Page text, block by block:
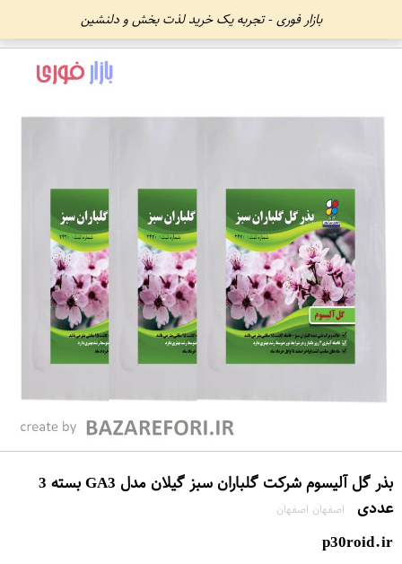
بازار فوری - تجربه یک خرید لذت بخش و دلنشین
بذر گل آلیسوم شرکت گلباران سبز گیلان مدل GA3 بسته 3
عددی
اصفهان اصفهان
p30roid.ir